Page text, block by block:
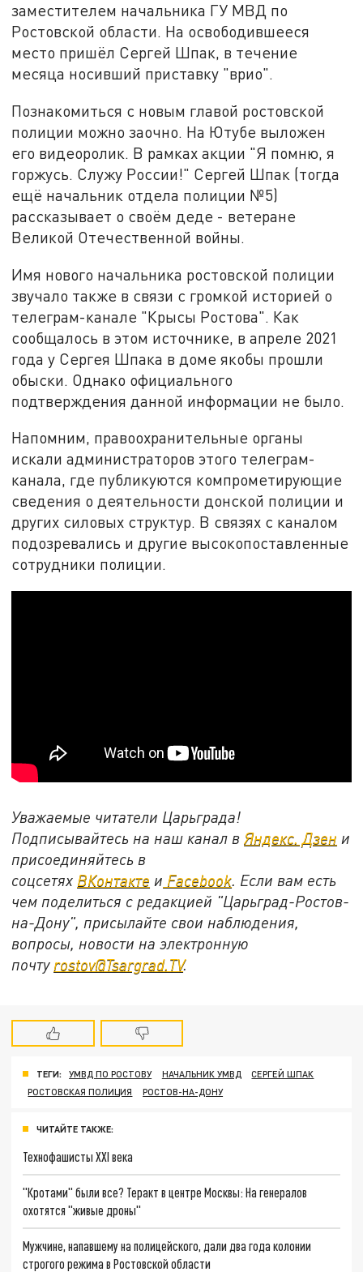
заместителем начальника ГУ МВД по
Ростовской области. На освободившееся
место пришёл Сергей Шпак, в течение
месяца носивший приставку "врио".
Познакомиться с новым главой ростовской
полиции можно заочно. На Ютубе выложен
его видеоролик. В рамках акции "Я помню, я
горжусь. Служу России!" Сергей Шпак (тогда
ещё начальник отдела полиции №5)
рассказывает о своём деде - ветеране
Великой Отечественной войны.
Имя нового начальника ростовской полиции
звучало также в связи с громкой историей о
телеграм-канале "Крысы Ростова". Как
сообщалось в этом источнике, в апреле 2021
года у Сергея Шпака в доме якобы прошли
обыски. Однако официального
подтверждения данной информации не было.
Напомним, правоохранительные органы
искали администраторов этого телеграм-
канала, где публикуются компрометирующие
сведения о деятельности донской полиции и
других силовых структур. В связях с каналом
подозревались и другие высокопоставленные
сотрудники полиции.
Уважаемые читатели Царьграда!
Подписывайтесь на наш канал вЯндекс. Дзен и
присоединяйтесь в
соцсетях ВКонтакте и Facebook. Если вам есть
чем поделиться с редакцией "Царьград-Ростов-
на-Дону", присылайте свои наблюдения,
вопросы, новости на электронную
почту rostov@Tsargrad.ТV.
ТЕГИ: УМВД ПО РОСТОВУ НАЧАЛЬНИК УМВД
СЕРГЕЙ ШПАК
РОСТОВСКАЯ ПОЛИЦИЯ
РОСТОВ-НА-ДОНУ
ЧИТАЙТЕ ТАКЖЕ:
Технофашисты XXI века
"Кротами" были все? Теракт в центре Москвы: На генералов
охотятся "живые дроны"
Мужчине, напавшему на полицейского, дали два года колонии
строгого режима в Ростовской области